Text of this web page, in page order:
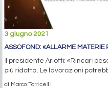
3 giugno 2021
ASSOFOND: «ALLARME MATERIE
Il presidente Ariotti: «Rincari
più ridotta. Le lavorazioni
di Marco Torricelli